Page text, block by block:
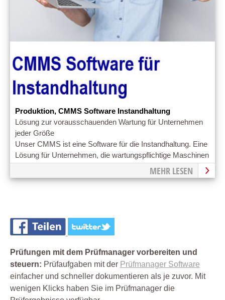
Produktion, CMMS Software Instandhaltung
Lösung zur vorausschauenden Wartung für Unternehmen
jeder Größe
Unser CMMS ist eine Software für die Instandhaltung. Eine
Lösung für Unternehmen, die wartungspflichtige Maschinen
betreuen.
MEHR LESEN
Prüfungen mit dem Prüfmanager vorbereiten und
steuern: Prüfaufgaben mit der Prüfmanager Software
einfacher und schneller dokumentieren als je zuvor. Mit
wenigen Klicks haben Sie im Prüfmanager die